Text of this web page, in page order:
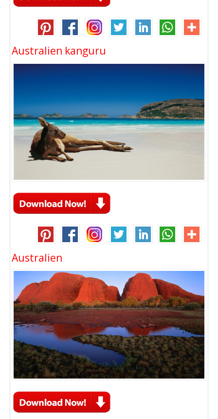
Australien kanguru
Australien